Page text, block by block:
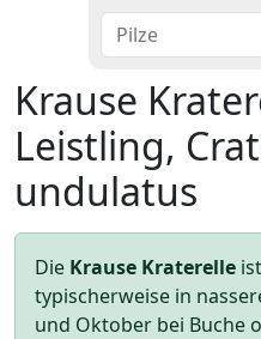
Krause
Leistling,
undulatus
Die Krause Kraterelle
typischerweise in
und Oktober bei Buche